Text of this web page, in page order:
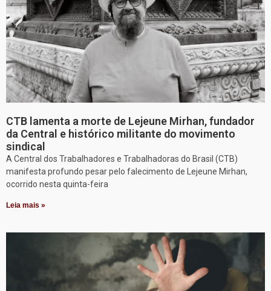
CTB lamenta a morte de Lejeune Mirhan, fundador
da Central e histórico militante do movimento
sindical
A Central dos Trabalhadores e Trabalhadoras do Brasil (CTB)
manifesta profundo pesar pelo falecimento de Lejeune Mirhan,
ocorrido nesta quinta-feira
Leia mais »